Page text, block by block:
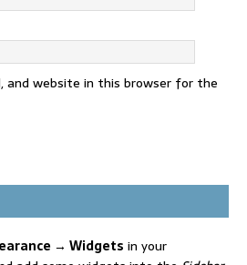
and website in this browser for the
→ Widgets in your